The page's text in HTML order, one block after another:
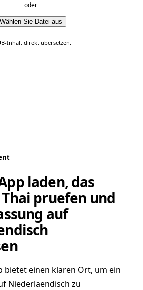
oder
Wählen Sie Datei aus
Inhalt direkt übersetzen.
laden, das
Thai pruefen und
auf
bietet einen klaren Ort, um ein
Niederlaendisch zu